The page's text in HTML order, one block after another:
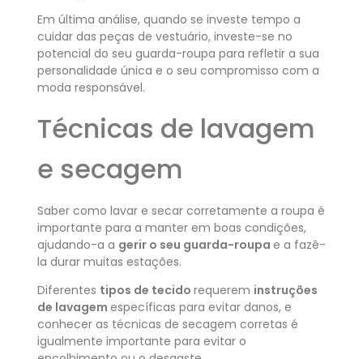
Em última análise, quando se investe tempo a
cuidar das peças de vestuário, investe-se no
potencial do seu guarda-roupa para refletir a sua
personalidade única e o seu compromisso com a
moda responsável.
Técnicas de lavagem
e secagem
Saber como lavar e secar corretamente a roupa é
importante para a manter em boas condições,
ajudando-a a gerir o seu guarda-roupa e a fazê-
la durar muitas estações.
Diferentes tipos de tecido requerem instruções
de lavagem específicas para evitar danos, e
conhecer as técnicas de secagem corretas é
igualmente importante para evitar o